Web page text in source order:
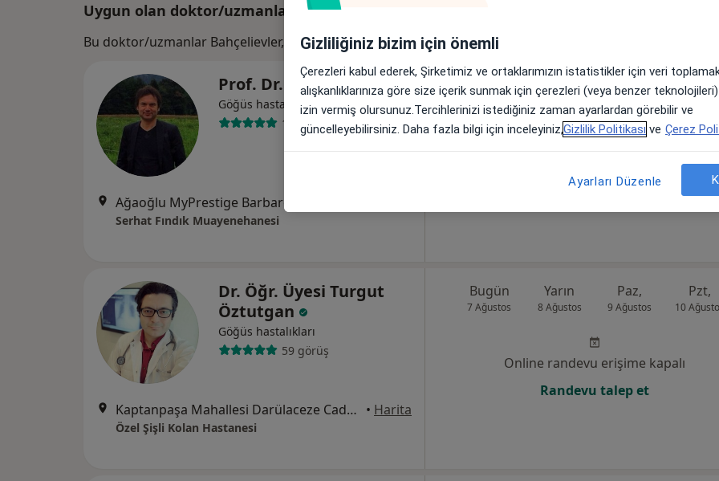
Uygun olan doktor/uzmanlar
Bu doktor/uzmanlar Bahçelievler, İstanbul aramanıza yakın bölgelerde bulunuyor.
Prof. Dr. Serhat Fındık
Göğüs hastalıkları
141 görüş
Serhat Fındık Muayenehanesi
Bugün Yarın
8 Ağustos
Paz, Pzt,
10 Ağustos
Randevu talep et
Dr. Öğr. Üyesi Turgut
Öztutgan
Göğüs hastalıkları
59 görüş
Kaptanpaşa Mahallesi Darülaceze Caddesi No:14 Okmeydanı, İstanbul • Harita
Özel Şişli Kolan Hastanesi
Bugün
7 Ağustos
Yarın
8 Ağustos
Paz,
9 Ağustos
Pzt,
10
Online randevu erişime kapalı
Randevu talep et
Gizliliğiniz bizim için önemli
Çerezleri kabul ederek, Şirketimiz ve ortaklarımızın istatistikler için veri
alışkanlıklarınıza göre size içerik sunmak için çerezleri (veya benzer
izin vermiş olursunuz.Tercihlerinizi istediğiniz zaman ayarlardan görebilir ve
güncelleyebilirsiniz. Daha fazla bilgi için inceleyiniz,Gizlilik Politikası ve Çerez
Ayarları Düzenle